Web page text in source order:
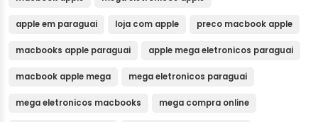
apple em paraguai loja com apple preco macbook apple
macbooks apple paraguai apple mega eletronicos paraguai
macbook apple mega mega eletronicos paraguai
mega eletronicos macbooks mega compra online